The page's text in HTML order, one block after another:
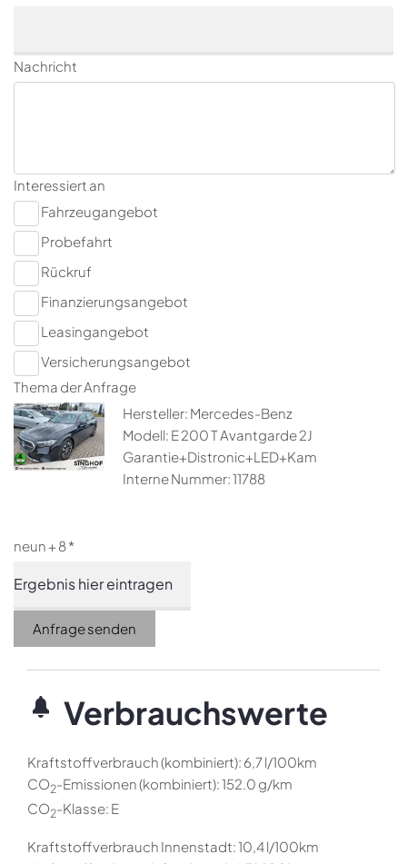
Nachricht
Interessiert an
Fahrzeugangebot
Probefahrt
Rückruf
Finanzierungsangebot
Leasingangebot
Versicherungsangebot
Thema der Anfrage
Hersteller: Mercedes-Benz
Modell: E 200 T Avantgarde 2J
Garantie+Distronic+LED+Kam
Interne Nummer: 11788
neun + 8 *
Anfrage senden
Verbrauchswerte
Kraftstoffverbrauch (kombiniert): 6,7 l/100km
CO2-Emissionen (kombiniert):152.0 g/km
CO2-Klasse: E
Kraftstoffverbrauch Innenstadt:10,4 l/100km